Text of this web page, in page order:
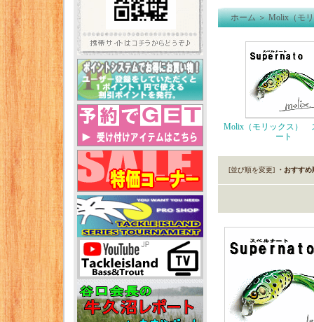
ホーム＞Molix（モ
Molix（モリックス）
ート
[並び順を変更] ・おすすめ